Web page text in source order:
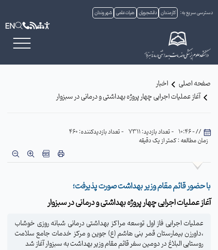
دسترسی سریع به: کارمندان دانشجویان هیات علمی شهروندان
EN
صفحه اصلی
اخبار
آغاز عملیات اجرایی چهار پروژه بهداشتی و درمانی در سبزوار
// - 10:46 - تعداد بازدید: 7311
- تعداد بازدیدکننده: 460
زمان مطالعه : کمتر از یک دقیقه
با حضور قائم مقام وزیر بهداشت صورت پذیرفت؛
آغاز عملیات اجرایی چهار پروژه بهداشتی و درمانی در سبزوار
عملیات اجرایی فاز اول توسعه مراکز بهداشتی درمانی شبانه روزی خوشاب
،داورزن بیمارستان قمر بنی هاشم (ع) جوین و مرکز خدمات جامع سلامت
روستایی البلاغ در دومین سفر قائم مقام وزیر بهداشت به سبزوار آغاز شد